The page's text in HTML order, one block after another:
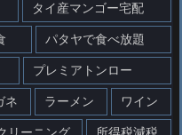
タイ産マンゴー宅配
パタヤで食べ放題
プレミアトンロー
ネ ラーメン ワイン
リーニング 所得税減税